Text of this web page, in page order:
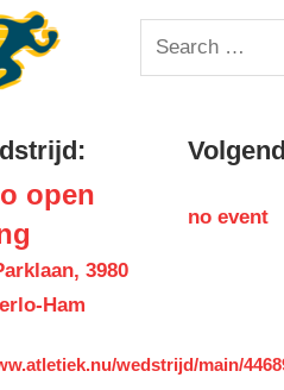
Looise
Search
for:
open
3980
Ham
wedstrijd/main/
no event